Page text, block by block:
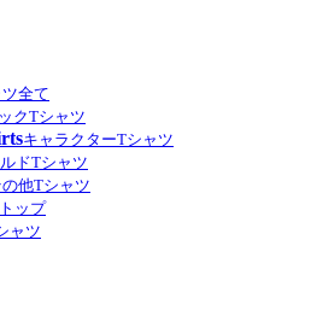
全て
クTシャツ
キャラクターTシャツ
ドTシャツ
の他Tシャツ
ップ
ャツ